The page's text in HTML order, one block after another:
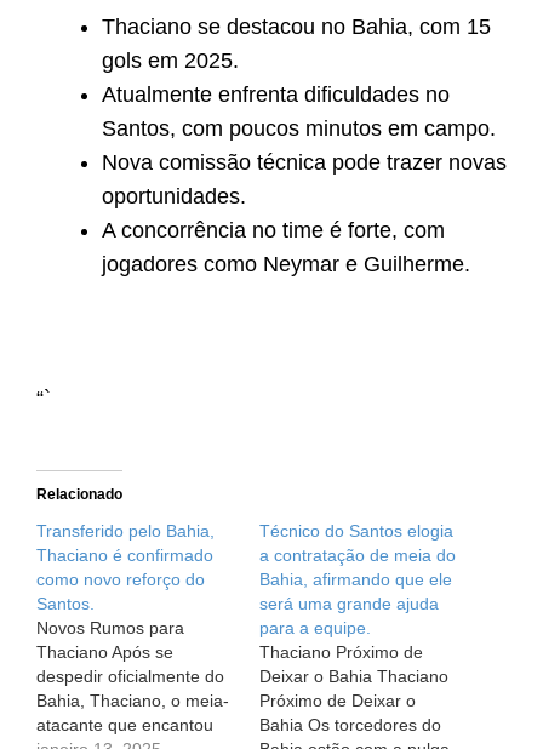
Thaciano se destacou no Bahia, com 15
gols em 2025.
Atualmente enfrenta dificuldades no
Santos, com poucos minutos em campo.
Nova comissão técnica pode trazer novas
oportunidades.
A concorrência no time é forte, com
jogadores como Neymar e Guilherme.
“`
Relacionado
Transferido pelo Bahia,
Thaciano é confirmado
como novo reforço do
Santos.
Novos Rumos para
Thaciano Após se
despedir oficialmente do
Bahia, Thaciano, o meia-
atacante que encantou
Técnico do Santos elogia
a contratação de meia do
Bahia, afirmando que ele
será uma grande ajuda
para a equipe.
Thaciano Próximo de
Deixar o Bahia Thaciano
Próximo de Deixar o
Bahia Os torcedores do